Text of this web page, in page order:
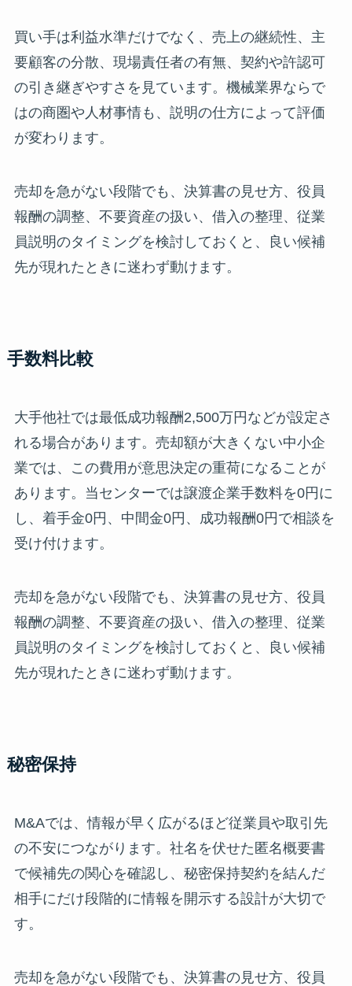
買い手は利益水準だけでなく、売上の継続性、主
要顧客の分散、現場責任者の有無、契約や許認可
の引き継ぎやすさを見ています。機械業界ならで
はの商圏や人材事情も、説明の仕方によって評価
が変わります。
売却を急がない段階でも、決算書の見せ方、役員
報酬の調整、不要資産の扱い、借入の整理、従業
員説明のタイミングを検討しておくと、良い候補
先が現れたときに迷わず動けます。
手数料比較
大手他社では最低成功報酬2,500万円などが設定さ
れる場合があります。売却額が大きくない中小企
業では、この費用が意思決定の重荷になることが
あります。当センターでは譲渡企業手数料を0円に
し、着手金0円、中間金0円、成功報酬0円で相談を
受け付けます。
売却を急がない段階でも、決算書の見せ方、役員
報酬の調整、不要資産の扱い、借入の整理、従業
員説明のタイミングを検討しておくと、良い候補
先が現れたときに迷わず動けます。
秘密保持
M&Aでは、情報が早く広がるほど従業員や取引先
の不安につながります。社名を伏せた匿名概要書
で候補先の関心を確認し、秘密保持契約を結んだ
相手にだけ段階的に情報を開示する設計が大切で
す。
売却を急がない段階でも、決算書の見せ方、役員